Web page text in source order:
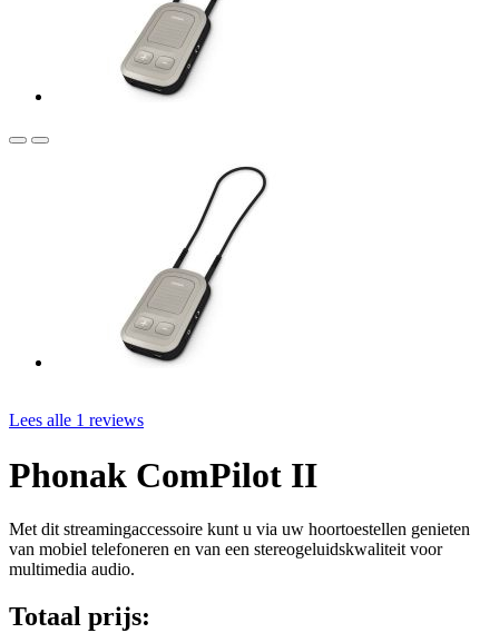
Lees alle 1 reviews
Phonak ComPilot II
Met dit streamingaccessoire kunt u via uw hoortoestellen genieten
van mobiel telefoneren en van een stereogeluidskwaliteit voor
multimedia audio.
Totaal prijs: